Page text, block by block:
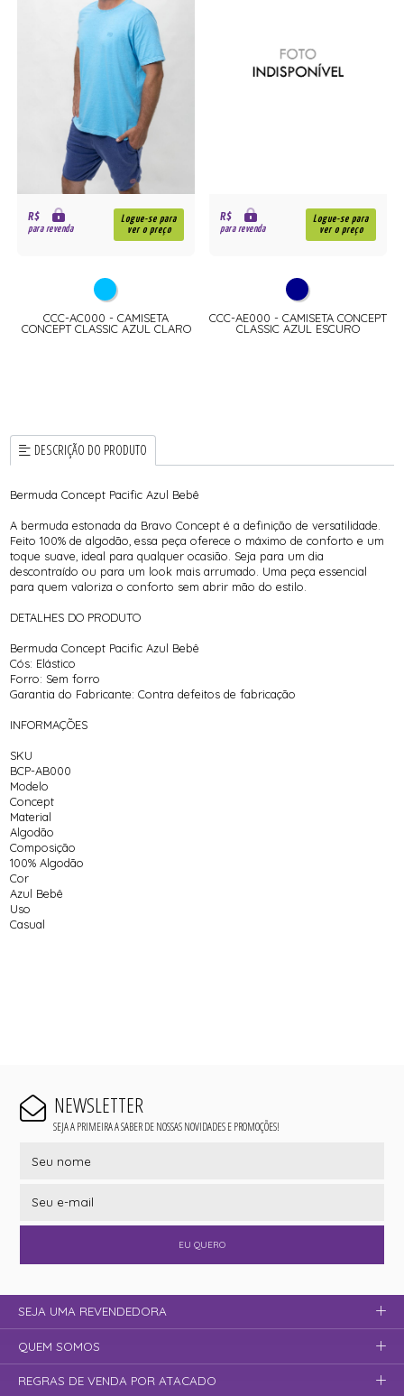
R$
para revenda
Logue-se para
ver o preço
CCC-AC000 - CAMISETA
CONCEPT CLASSIC AZUL CLARO
R$
para revenda
Logue-se para
ver o preço
CCC-AE000 - CAMISETA CONCEPT
CLASSIC AZUL ESCURO
DESCRIÇÃO DO PRODUTO
Bermuda Concept Pacific Azul Bebê
A bermuda estonada da Bravo Concept é a definição de versatilidade.
Feito 100% de algodão, essa peça oferece o máximo de conforto e um
toque suave, ideal para qualquer ocasião. Seja para um dia
descontraído ou para um look mais arrumado. Uma peça essencial
para quem valoriza o conforto sem abrir mão do estilo.
DETALHES DO PRODUTO
Bermuda Concept Pacific Azul Bebê
Cós: Elástico
Forro: Sem forro
Garantia do Fabricante:Contra defeitos de fabricação
INFORMAÇÕES
SKU
BCP-AB000
Modelo
Concept
Material
Algodão
Composição
100% Algodão
Cor
Azul Bebê
Uso
Casual
NEWSLETTER
SEJA A PRIMEIRA A SABER DE NOSSAS NOVIDADES E PROMOÇÕES!
EU QUERO
SEJA UMA REVENDEDORA
QUEM SOMOS
REGRAS DE VENDA POR ATACADO